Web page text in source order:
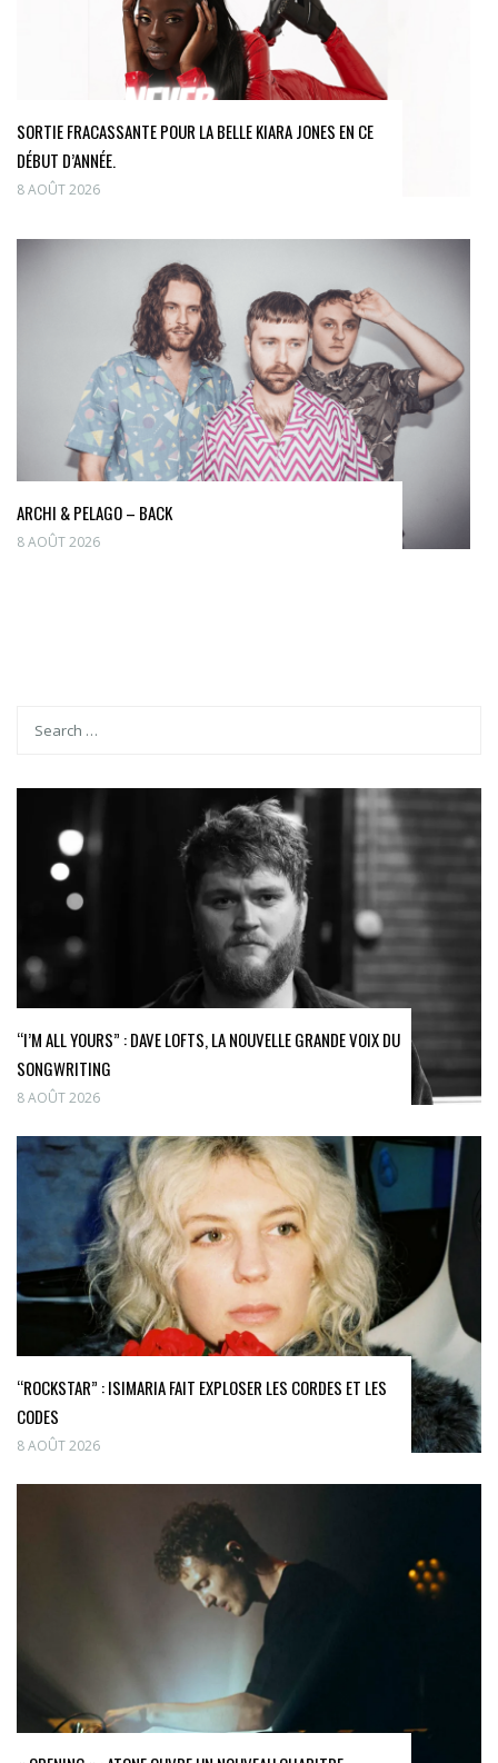
SORTIE FRACASSANTE POUR LA BELLE KIARA JONES EN CE
DÉBUT D’ANNÉE.
8 AOÛT 2026
ARCHI & PELAGO – BACK
8 AOÛT 2026
“I’M ALL YOURS” : DAVE LOFTS, LA NOUVELLE GRANDE VOIX DU
SONGWRITING
8 AOÛT 2026
“ROCKSTAR” : ISIMARIA FAIT EXPLOSER LES CORDES ET LES
CODES
8 AOÛT 2026